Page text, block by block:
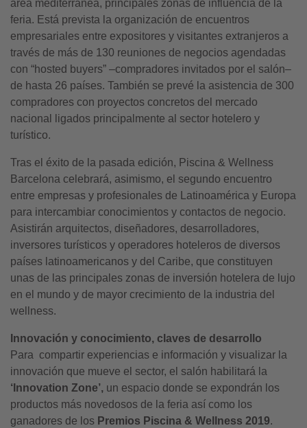
área mediterránea, principales zonas de influencia de la
feria. Está prevista la organización de encuentros
empresariales entre expositores y visitantes extranjeros a
través de más de 130 reuniones de negocios agendadas
con “hosted buyers” –compradores invitados por el salón–
de hasta 26 países. También se prevé la asistencia de 300
compradores con proyectos concretos del mercado
nacional ligados principalmente al sector hotelero y
turístico.
Tras el éxito de la pasada edición, Piscina & Wellness
Barcelona celebrará, asimismo, el segundo encuentro
entre empresas y profesionales de Latinoamérica y Europa
para intercambiar conocimientos y contactos de negocio.
Asistirán arquitectos, diseñadores, desarrolladores,
inversores turísticos y operadores hoteleros de diversos
países latinoamericanos y del Caribe, que constituyen
unas de las principales zonas de inversión hotelera de lujo
en el mundo y de mayor crecimiento de la industria del
wellness.
Innovación y conocimiento, claves de desarrollo
Para compartir experiencias e información y visualizar la
innovación que mueve el sector, el salón habilitará la
‘Innovation Zone’, un espacio donde se expondrán los
productos más novedosos de la feria así como los
ganadores de los Premios Piscina & Wellness 2019.